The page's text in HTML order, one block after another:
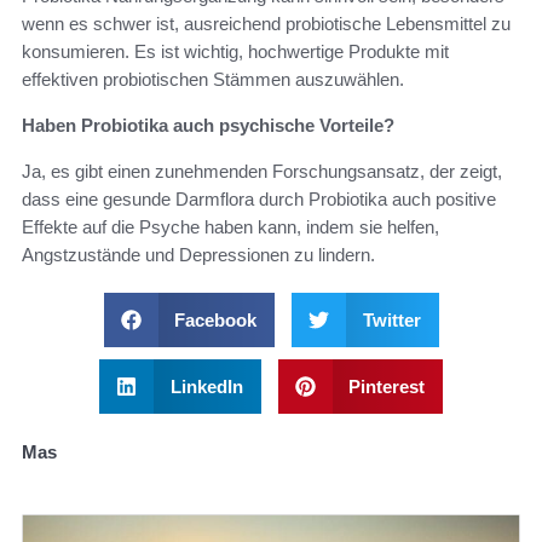
wenn es schwer ist, ausreichend probiotische Lebensmittel zu
konsumieren. Es ist wichtig, hochwertige Produkte mit
effektiven probiotischen Stämmen auszuwählen.
Haben Probiotika auch psychische Vorteile?
Ja, es gibt einen zunehmenden Forschungsansatz, der zeigt,
dass eine gesunde Darmflora durch Probiotika auch positive
Effekte auf die Psyche haben kann, indem sie helfen,
Angstzustände und Depressionen zu lindern.
Facebook Twitter
LinkedIn Pinterest
Mas